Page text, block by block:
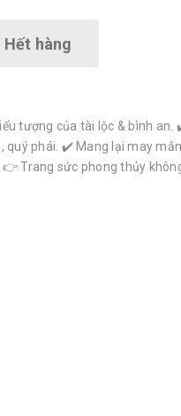
Hết hàng
tượng của tài lộc & bình
quý phái. ✔️ Mang lại may
Trang sức phong thủy